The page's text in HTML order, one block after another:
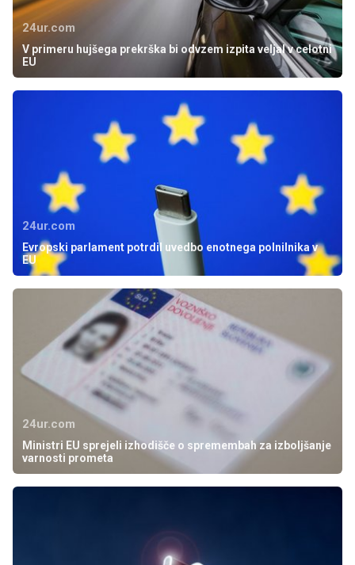
24ur.com
V primeru hujšega prekrška bi odvzem izpita veljal v celotni
EU
24ur.com
Evropski parlament potrdil uvedbo enotnega polnilnika v
EU
24ur.com
Ministri EU sprejeli izhodišče o spremembah za izboljšanje
varnosti prometa